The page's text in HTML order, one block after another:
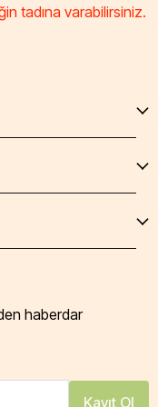
tadına varabilirsiniz.
haberdar
Kayıt Ol